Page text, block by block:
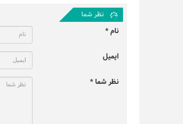
نظر شما
نام *
ایمیل
نظر شما *